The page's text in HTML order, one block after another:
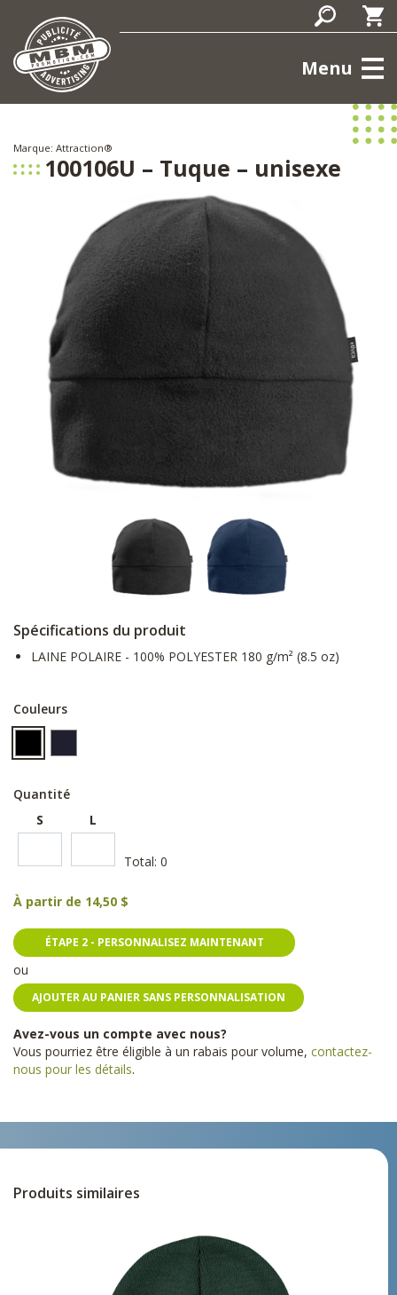
Menu
Marque: Attraction®
100106U – Tuque – unisexe
Spécifications du produit
LAINE POLAIRE - 100% POLYESTER 180 g/m² (8.5 oz)
Couleurs
Quantité
S
L
Total: 0
À partir de 14,50 $
ÉTAPE 2 - PERSONNALISEZ MAINTENANT
ou
AJOUTER AU PANIER SANS PERSONNALISATION
Avez-vous un compte avec nous?
Vous pourriez être éligible à un rabais pour volume, contactez-
nous pour les détails.
Produits similaires